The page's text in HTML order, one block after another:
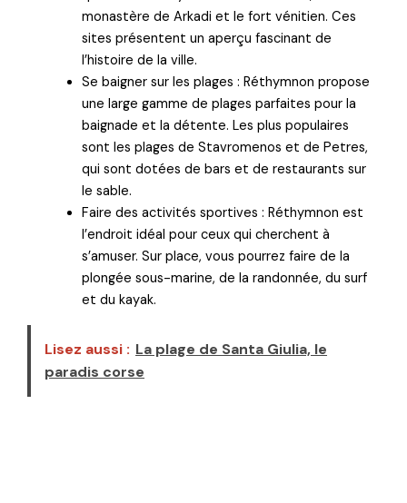
monastère de Arkadi et le fort vénitien. Ces
sites présentent un aperçu fascinant de
l’histoire de la ville.
Se baigner sur les plages : Réthymnon propose
une large gamme de plages parfaites pour la
baignade et la détente. Les plus populaires
sont les plages de Stavromenos et de Petres,
qui sont dotées de bars et de restaurants sur
le sable.
Faire des activités sportives : Réthymnon est
l’endroit idéal pour ceux qui cherchent à
s’amuser. Sur place, vous pourrez faire de la
plongée sous-marine, de la randonnée, du surf
et du kayak.
Lisez aussi : La plage de Santa Giulia, le
paradis corse